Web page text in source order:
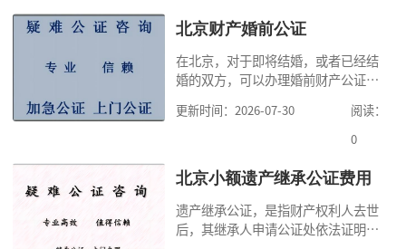
家，办理公证的时候除了需要按照公
道北京公证需要什么材料,北京公证需
要多少钱？北京公
北京财产婚前公证
在北京，对于即将结婚，或者已经结
婚的双方，可以办理婚前财产公证，
式，可以避免个人财产引发的纠纷，
但是，在北京办理婚前财产公证，除
料外，公证咨询告诉大家，我们有必
京婚前财产公证机构？了解这些不仅
有利于我们根
更新时间：2026-07-30
阅读：
0
北京小额遗产继承公证费用
遗产继承公证，是指财产权利人去世
后，其继承人申请公证处依法证明继